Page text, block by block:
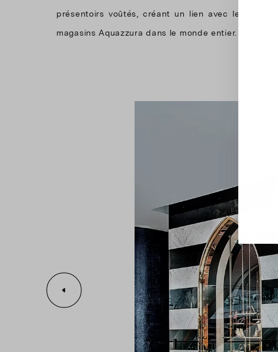
présentoirs voûtés, créant un lien avec les
magasins Aquazzura dans le monde entier.